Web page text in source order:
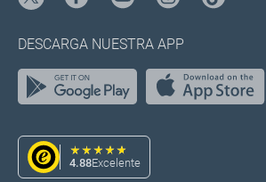
DESCARGA NUESTRA APP
4.88Excelente